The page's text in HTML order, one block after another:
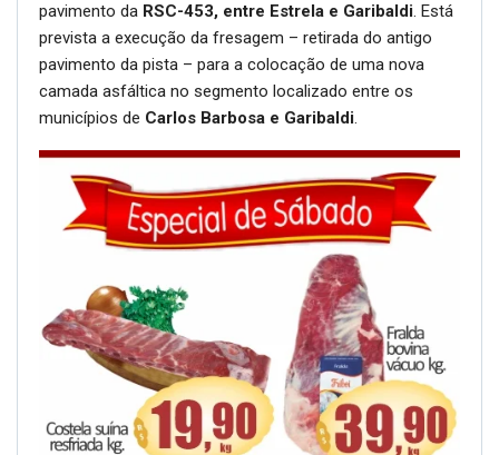
pavimento da RSC-453, entre Estrela e Garibaldi. Está
prevista a execução da fresagem – retirada do antigo
pavimento da pista – para a colocação de uma nova
camada asfáltica no segmento localizado entre os
municípios de Carlos Barbosa e Garibaldi.